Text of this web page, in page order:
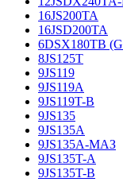
16JS200TA
16JSD200TA
6DSX180TB
8JS125T
9JS119
9JS119A
9JS119T-B
9JS135
9JS135A
9JS135A-МАЗ
9JS135T-A
9JS135T-B